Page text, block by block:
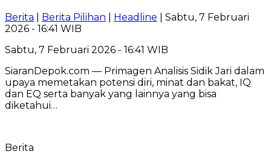
Berita Berita Pilihan Headline | Sabtu, 7 Februari
2026 - 16:41 WIB
Sabtu, 7 Februari 2026 - 16:41 WIB
SiaranDepok.com — Primagen Analisis Sidik Jari dalam
upaya memetakan potensi diri, minat dan bakat, IQ
dan EQ serta banyak yang lainnya yang bisa
diketahui…
Berita